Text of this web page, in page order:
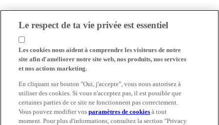
Le respect de ta vie privée est essentiel
Les cookies nous aident à comprendre les visiteurs de notre
site afin d'améliorer notre site web, nos produits, nos services
et nos actions marketing.
En cliquant sur bouton "Oui, j'accepte", vous nous autorisez à
utiliser des cookies. Si vous n'acceptez pas, il est possible que
certaines parties de ce site ne fonctionnent pas correctement.
Vous pouvez modifier vosparamètres de cookies à tout
moment. Pour plus d'informations, consultez la section "Privacy